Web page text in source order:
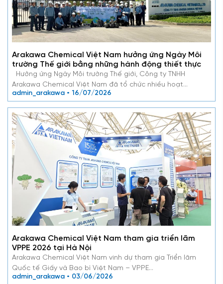
Arakawa Chemical Việt Nam hưởng ứng Ngày Môi
trường Thế giới bằng những hành động thiết thực
Hưởng ứng Ngày Môi trường Thế giới, Công ty TNHH
Arakawa Chemical Việt Nam đã tổ chức nhiều hoạt…
admin_arakawa • 16/07/2026
Arakawa Chemical Việt Nam tham gia triển lãm
VPPE 2026 tại Hà Nội
Arakawa Chemical Việt Nam vinh dự tham gia Triển lãm
Quốc tế Giấy và Bao bì Việt Nam – VPPE…
admin_arakawa • 03/06/2026